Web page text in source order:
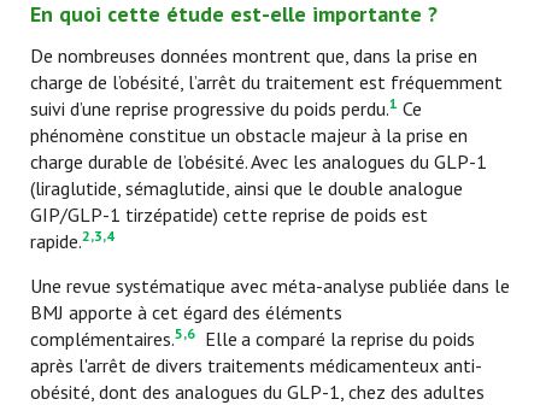
En quoi cette étude est-elle importante ?
De nombreuses données montrent que, dans la prise en
charge de l’obésité, l’arrêt du traitement est fréquemment
suivi d’une reprise progressive du poids perdu.1 Ce
phénomène constitue un obstacle majeur à la prise en
charge durable de l’obésité. Avec les analogues du GLP-1
(liraglutide, sémaglutide, ainsi que le double analogue
GIP/GLP-1 tirzépatide) cette reprise de poids est
rapide.2,3,4
Une revue systématique avec méta-analyse publiée dans le
BMJ apporte à cet égard des éléments
complémentaires.5,6 Elle a comparé la reprise du poids
après l'arrêt de divers traitements médicamenteux anti-
obésité, dont des analogues du GLP-1, chez des adultes